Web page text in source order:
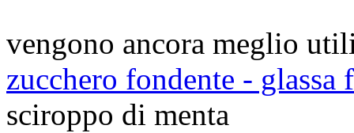
vengono ancora meglio
zucchero fondente - glassa
sciroppo di menta